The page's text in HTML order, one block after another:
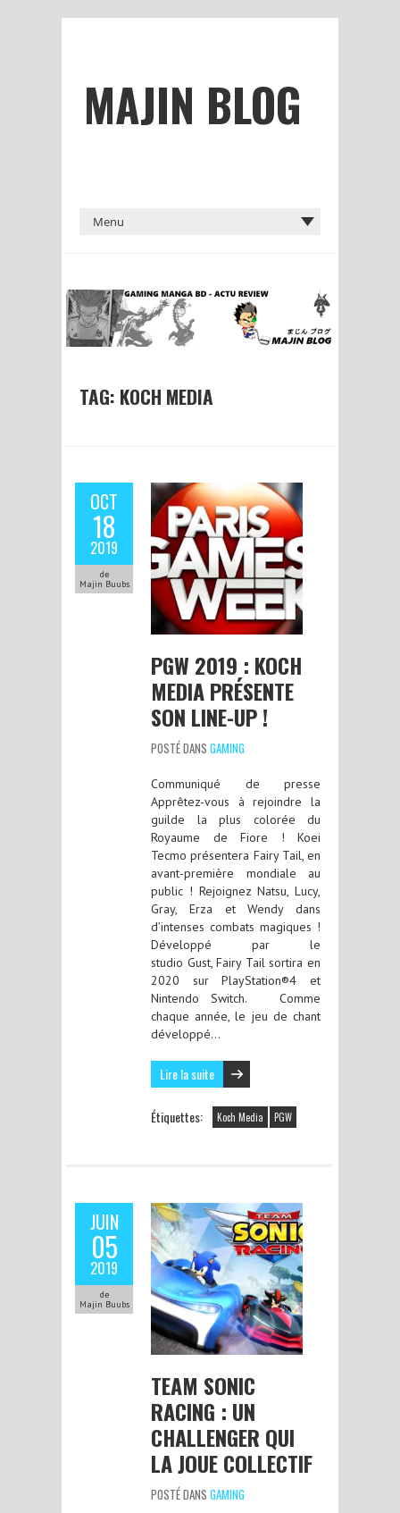
MAJIN BLOG
TAG: KOCH MEDIA
OCT
18
2019
de
Majin Buubs
PGW 2019 : KOCH
MEDIA PRÉSENTE
SON LINE-UP !
POSTÉ DANS GAMING
Communiqué de presse
Apprêtez-vous à rejoindre la
guilde la plus colorée du
Royaume de Fiore ! Koei
Tecmo présentera Fairy Tail, en
avant-première mondiale au
public ! Rejoignez Natsu, Lucy,
Gray, Erza et Wendy dans
d’intenses combats magiques !
Développé par le
studio Gust, Fairy Tail sortira en
2020 sur PlayStation®4 et
Nintendo Switch. Comme
chaque année, le jeu de chant
développé…
Lire la suite
Étiquettes: Koch Media PGW
JUIN
05
2019
de
Majin Buubs
TEAM SONIC
RACING : UN
CHALLENGER QUI
LA JOUE COLLECTIF
POSTÉ DANS GAMING